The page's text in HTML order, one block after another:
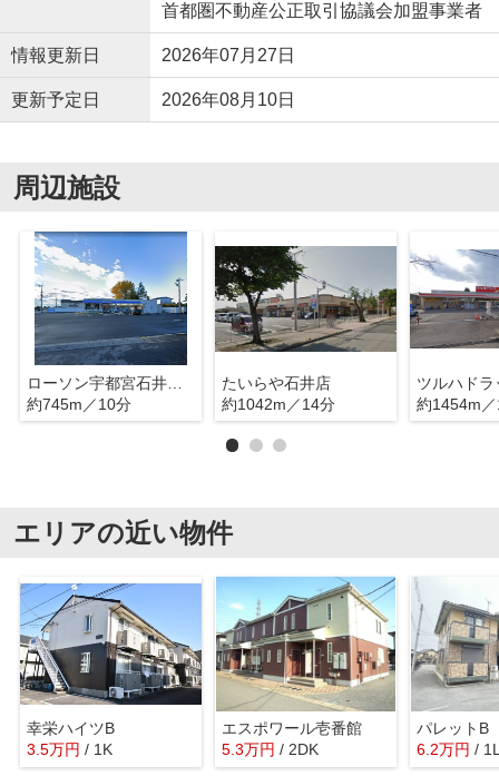
首都圏不動産公正取引協議会加盟事業者
情報更新日 2026年07月27日
更新予定日 2026年08月10日
周辺施設
ローソン宇都宮石井町殿田店
約745m／10分
たいらや石井店
約1042m／14分
約1454m
エリアの近い物件
幸栄ハイツB
3.5万円 / 1K
エスポワール壱番館
5.3万円 / 2DK
パレットB
6.2万円 /